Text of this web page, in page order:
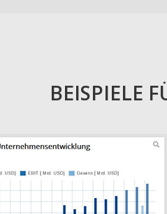
BEISPIELE